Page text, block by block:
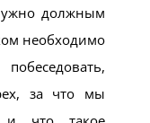
должным
необходимо
за что мы